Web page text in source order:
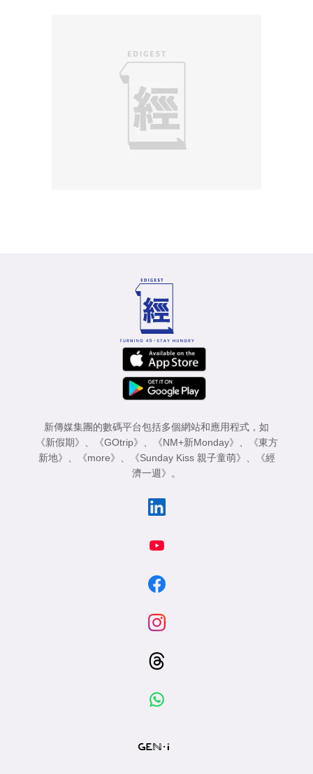
新傳媒集團的數碼平台包括多個網站和應用程式，如
《新假期》
《GOtrip》 《NM+新Monday》
《東方
新地》
《more》 《Sunday Kiss 親子童萌》
《經
濟一週》
。